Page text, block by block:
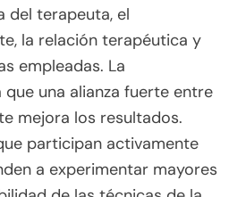
del terapeuta, el
la relación terapéutica y
empleadas. La
una alianza fuerte entre
mejora los resultados.
participan activamente
a experimentar mayores